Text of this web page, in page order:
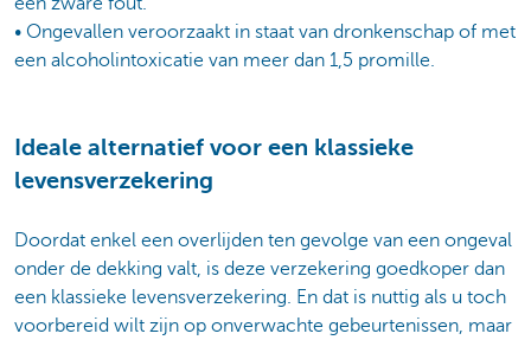
• Ongevallen veroorzaakt in staat van dronkenschap of met
een alcoholintoxicatie van meer dan 1,5 promille.
Ideale alternatief voor een klassieke
levensverzekering
Doordat enkel een overlijden ten gevolge van een ongeval
onder de dekking valt, is deze verzekering goedkoper dan
een klassieke levensverzekering. En dat is nuttig als u toch
voorbereid wilt zijn op onverwachte gebeurtenissen, maar